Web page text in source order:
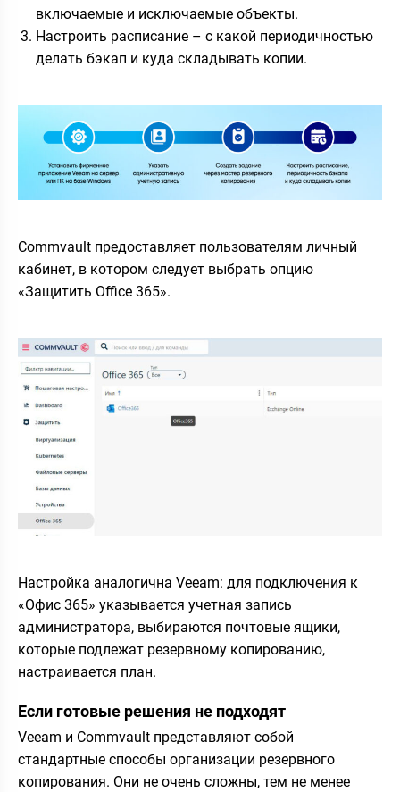
включаемые и исключаемые объекты.
Настроить расписание – с какой периодичностью
делать бэкап и куда складывать копии.
Commvault предоставляет пользователям личный
кабинет, в котором следует выбрать опцию
«Защитить Office 365».
Настройка аналогична Veeam: для подключения к
«Офис 365» указывается учетная запись
администратора, выбираются почтовые ящики,
которые подлежат резервному копированию,
настраивается план.
Если готовые решения не подходят
Veeam и Commvault представляют собой
стандартные способы организации резервного
копирования. Они не очень сложны, тем не менее